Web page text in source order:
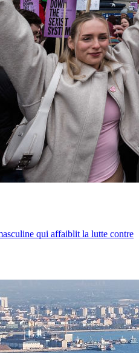
qui affaiblit la lutte contre